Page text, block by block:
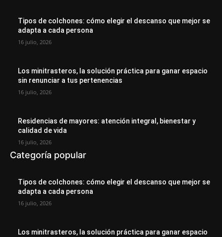
Tipos de colchones: cómo elegir el descanso que mejor se
adapta a cada persona
16 julio, 2026
Los minitrasteros, la solución práctica para ganar espacio
sin renunciar a tus pertenencias
16 julio, 2026
Residencias de mayores: atención integral, bienestar y
calidad de vida
16 julio, 2026
Categoría popular
Tipos de colchones: cómo elegir el descanso que mejor se
adapta a cada persona
16 julio, 2026
Los minitrasteros, la solución práctica para ganar espacio